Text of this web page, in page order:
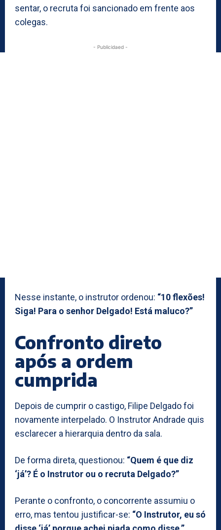
sentar, o recruta foi sancionado em frente aos
colegas.
- Publicidaed -
Nesse instante, o instrutor ordenou: “10 flexões!
Siga! Para o senhor Delgado! Está maluco?”
Confronto direto
após a ordem
cumprida
Depois de cumprir o castigo, Filipe Delgado foi
novamente interpelado. O Instrutor Andrade quis
esclarecer a hierarquia dentro da sala.
De forma direta, questionou: “Quem é que diz
‘já’? É o Instrutor ou o recruta Delgado?”
Perante o confronto, o concorrente assumiu o
erro, mas tentou justificar-se: “O Instrutor, eu só